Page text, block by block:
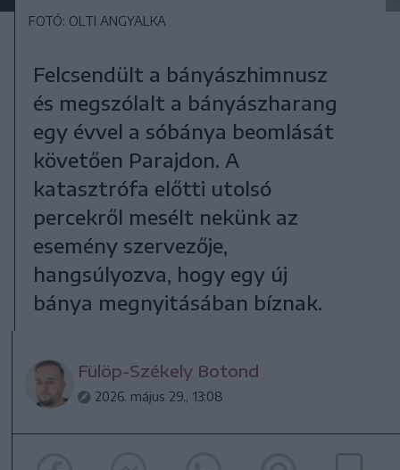
FOTÓ: OLTI ANGYALKA
Felcsendült a bányászhimnusz
és megszólalt a bányászharang
egy évvel a sóbánya beomlását
követően Parajdon. A
katasztrófa előtti utolsó
percekről mesélt nekünk az
esemény szervezője,
hangsúlyozva, hogy egy új
bánya megnyitásában bíznak.
Fülöp-Székely Botond
2026. május 29., 13:08